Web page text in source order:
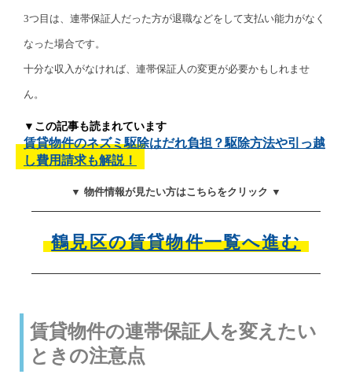
3つ目は、連帯保証人だった方が退職などをして支払い能力がなく
なった場合です。
十分な収入がなければ、連帯保証人の変更が必要かもしれませ
ん。
▼この記事も読まれています
賃貸物件のネズミ駆除はだれ負担？駆除方法や引っ越
し費用請求も解説！
▼ 物件情報が見たい方はこちらをクリック ▼
鶴見区の賃貸物件一覧へ進む
賃貸物件の連帯保証人を変えたい
ときの注意点